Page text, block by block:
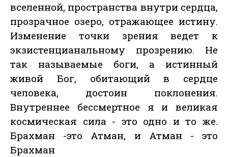
вселенной, пространства внутри сердца,
прозрачное озеро, отражающее истину.
Изменение точки зрения ведет к
экзистенцианальному прозрению. Не
так называемые боги, а истинный
живой Бог, обитающий в сердце
человека, достоин поклонения.
Внутреннее бессмертное я и великая
космическая сила - это одно и то же.
Брахман -это Атман, и Атман - это
Брахман